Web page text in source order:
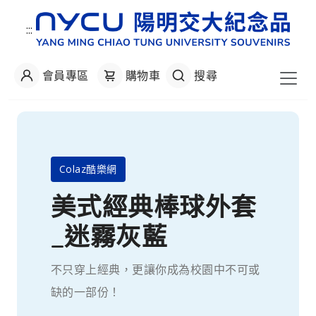
:::
會員專區 購物車 搜尋
College Collection
美式棒球夾克
全新設計款 NYCU Varsity Jacket 融合了
經典的學院風與現代潮流。